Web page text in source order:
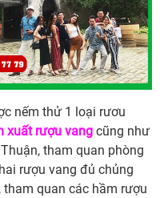
nếm thử 1 loại rươu
xuất rượu vang cũng như
tham quan phòng
rượu vang đủ chủng
quan các hầm rượu